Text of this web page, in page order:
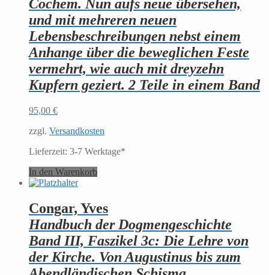
Cochem. Nun aufs neue übersehen,
und mit mehreren neuen
Lebensbeschreibungen nebst einem
Anhange über die beweglichen Feste
vermehrt, wie auch mit dreyzehn
Kupfern geziert. 2 Teile in einem Band
95,00 €
zzgl. Versandkosten
Lieferzeit: 3-7 Werktage*
In den Warenkorb
Congar, Yves
Handbuch der Dogmengeschichte
Band III, Faszikel 3c: Die Lehre von
der Kirche. Von Augustinus bis zum